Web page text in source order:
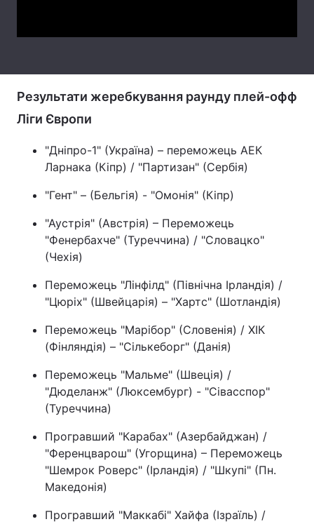
Архів Вакансії
Послуги
Тема оформлення
Результати жеребкування раунду плей-офф
Ліги Європи
"Дніпро-1" (Україна) – переможець АЕК
Ларнака (Кіпр) / "Партизан" (Сербія)
"Гент" – (Бельгія) - "Омонія" (Кіпр)
"Аустрія" (Австрія) – Переможець
"Фенербахче" (Туреччина) / "Словацко"
(Чехія)
Переможець "Лінфілд" (Північна Ірландія) /
"Цюріх" (Швейцарія) – "Хартс" (Шотландія)
Переможець "Марібор" (Словенія) / ХІК
(Фінляндія) – "Сількеборг" (Данія)
Переможець "Мальме" (Швеція) /
"Дюделанж" (Люксембург) - "Сівасспор"
(Туреччина)
Програвший "Карабах" (Азербайджан) /
"Ференцварош" (Угорщина) – Переможець
"Шемрок Роверс" (Ірландія) / "Шкупі" (Пн.
Македонія)
Програвший "Маккабі" Хайфа (Ізраїль) /